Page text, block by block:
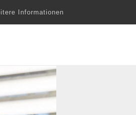
Informationen
Vita Unterstützung